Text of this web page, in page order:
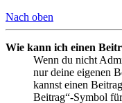
Nach oben
Wie kann ich einen
Wenn du nicht
nur deine eigenen
kannst einen
Beitrag“-Symbol